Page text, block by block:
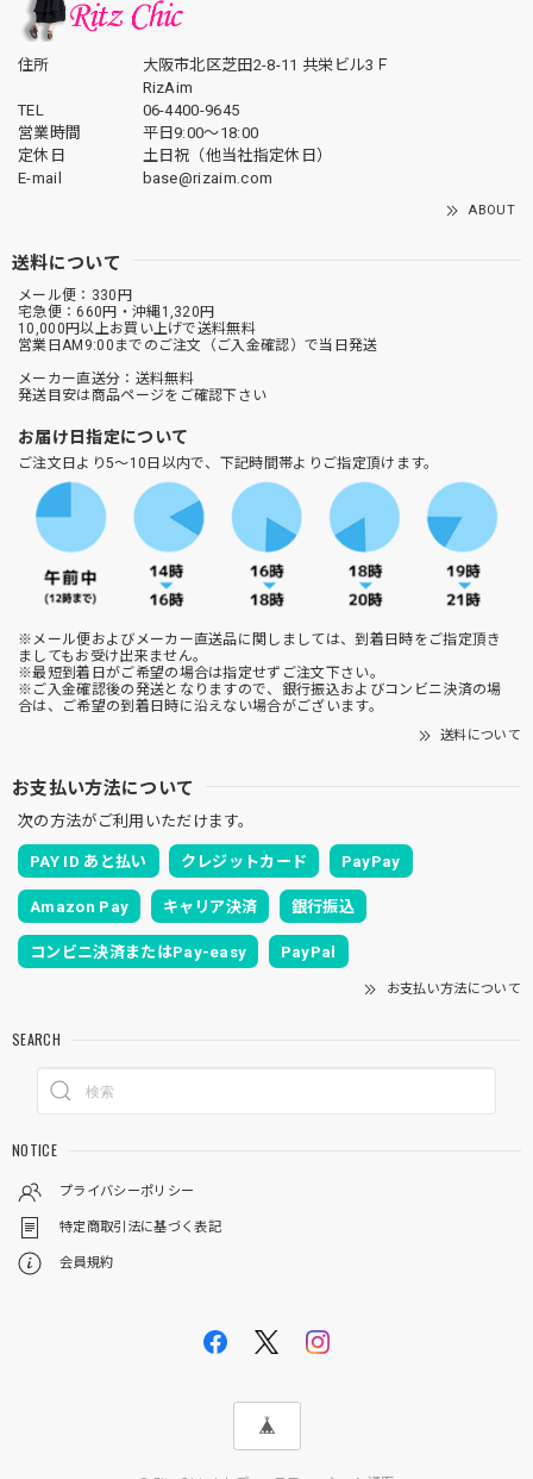
住所
大阪市北区芝田2-8-11 共栄ビル3Ｆ
RizAim
TEL
06-4400-9645
営業時間
平日9:00～18:00
定休日
土日祝（他当社指定休日）
E-mail
base@rizaim.com
ABOUT
送料について
メール便：330円
宅急便：660円・沖縄1,320円
10,000円以上お買い上げで送料無料
営業日AM9:00までのご注文（ご入金確認）で当日発送
メーカー直送分：送料無料
発送目安は商品ページをご確認下さい
お届け日指定について
ご注文日より5～10日以内で、下記時間帯よりご指定頂けます。
※メール便およびメーカー直送品に関しましては、到着日時をご指定頂き
ましてもお受け出来ません。
※最短到着日がご希望の場合は指定せずご注文下さい。
※ご入金確認後の発送となりますので、銀行振込およびコンビニ決済の場
合は、ご希望の到着日時に沿えない場合がございます。
送料について
お支払い方法について
次の方法がご利用いただけます。
PAY ID あと払い クレジットカード PayPay
Amazon Pay キャリア決済 銀行振込
コンビニ決済またはPay-easy PayPal
お支払い方法について
SEARCH
NOTICE
プライバシーポリシー
特定商取引法に基づく表記
会員規約